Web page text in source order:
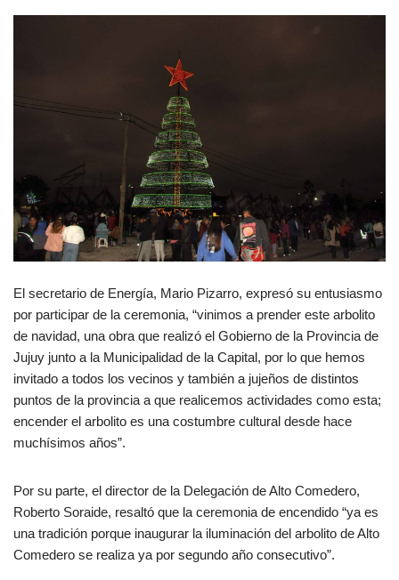
El secretario de Energía, Mario Pizarro, expresó su entusiasmo
por participar de la ceremonia, “vinimos a prender este arbolito
de navidad, una obra que realizó el Gobierno de la Provincia de
Jujuy junto a la Municipalidad de la Capital, por lo que hemos
invitado a todos los vecinos y también a jujeños de distintos
puntos de la provincia a que realicemos actividades como esta;
encender el arbolito es una costumbre cultural desde hace
muchísimos años”.
Por su parte, el director de la Delegación de Alto Comedero,
Roberto Soraide, resaltó que la ceremonia de encendido “ya es
una tradición porque inaugurar la iluminación del arbolito de Alto
Comedero se realiza ya por segundo año consecutivo”.